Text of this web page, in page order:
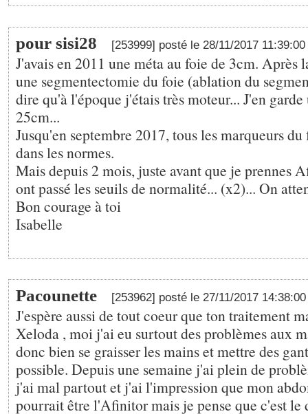
pour sisi28 [253999] posté le 28/11/2017 11:39:00
J'avais en 2011 une méta au foie de 3cm. Après
une segmentectomie du foie (ablation du
dire qu'à l'époque j'étais très moteur... J'en
25cm...
Jusqu'en septembre 2017, tous les marqueurs du
dans les normes.
Mais depuis 2 mois, juste avant que je prennes
ont passé les seuils de normalité... (x2)... On
Bon courage à toi
Isabelle
Pacounette [253962] posté le 27/11/2017
J'espère aussi de tout coeur que ton traitement
Xeloda , moi j'ai eu surtout des problèmes aux
donc bien se graisser les mains et mettre des
possible. Depuis une semaine j'ai plein de
j'ai mal partout et j'ai l'impression que mon
pourrait être l'Afinitor mais je pense que c'est le